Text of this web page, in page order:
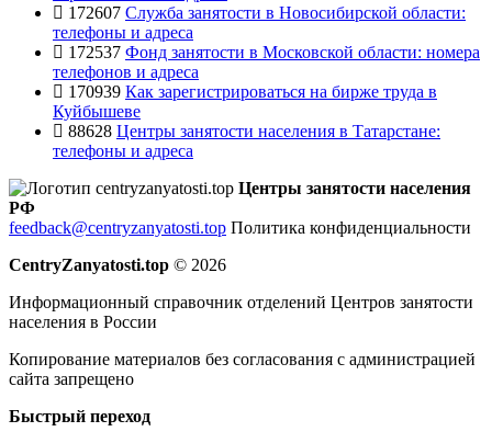
172607 Служба занятости в Новосибирской области:
телефоны и адреса
172537 Фонд занятости в Московской области: номера
телефонов и адреса
170939 Как зарегистрироваться на бирже труда в
Куйбышеве
88628 Центры занятости населения в Татарстане:
телефоны и адреса
Центры занятости населения
РФ
feedback@centryzanyatosti.top Политика конфиденциальности
CentryZanyatosti.top © 2026
Информационный справочник отделений Центров занятости
населения в России
Копирование материалов без согласования с администрацией
сайта запрещено
Быстрый переход